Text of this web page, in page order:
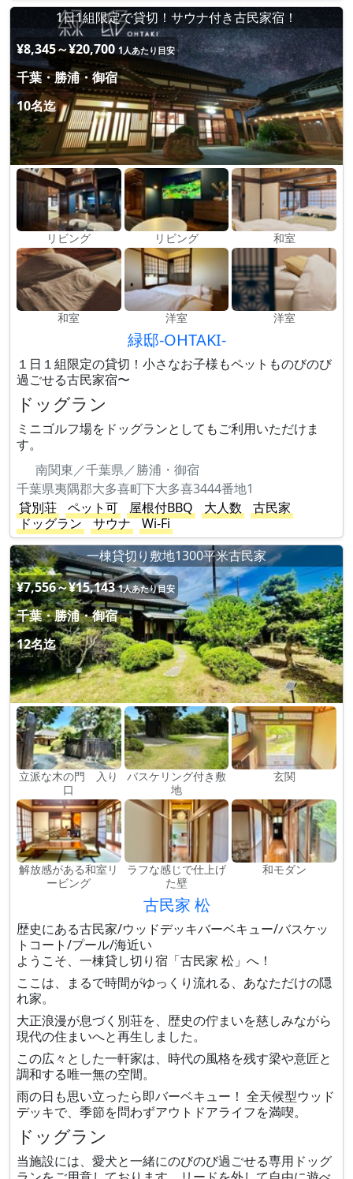
1日1組限定で貸切！サウナ付き古民家宿！
¥8,345～¥20,700 1人あたり目安
千葉・勝浦・御宿
10名迄
リビング リビング 和室
和室 洋室 洋室
緑邸-OHTAKI-
１日１組限定の貸切！小さなお子様もペットものびのび
過ごせる古民家宿〜
ドッグラン
ミニゴルフ場をドッグランとしてもご利用いただけま
す。
南関東／千葉県／勝浦・御宿
千葉県夷隅郡大多喜町下大多喜3444番地1
貸別荘
ペット可 屋根付BBQ 大人数
古民家
ドッグラン
サウナ
Wi-Fi
一棟貸切り敷地1300平米古民家
¥7,556～¥15,143 1人あたり目安
千葉・勝浦・御宿
12名迄
立派な木の門 入り
口
バスケリング付き敷
地
玄関
解放感がある和室リ
ービング
ラフな感じで仕上げ
た壁
和モダン
古民家 松
歴史にある古民家/ウッドデッキバーベキュー/バスケッ
トコート/プール/海近い
ようこそ、一棟貸し切り宿「古民家 松」へ！
ここは、まるで時間がゆっくり流れる、あなただけの隠
れ家。
大正浪漫が息づく別荘を、歴史の佇まいを慈しみながら
現代の住まいへと再生しました。
この広々とした一軒家は、時代の風格を残す梁や意匠と
調和する唯一無の空間。
雨の日も思い立ったら即バーベキュー！ 全天候型ウッド
デッキで、季節を問わずアウトドアライフを満喫。
ドッグラン
当施設には、愛犬と一緒にのびのび過ごせる専用ドッグ